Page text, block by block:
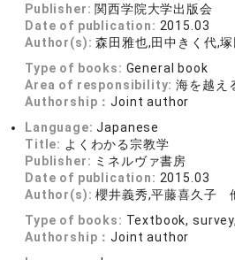
Publisher: 関西学院大学出版会
Date of publication: 2015.03
Author(s):森田雅也,田中きく代,
Type of books: General book
Area of responsibility:海を越え
Authorship：Joint author
Language:Japanese
Title: よくわかる宗教学
Publisher: ミネルヴァ書房
Date of publication: 2015.03
Author(s):櫻井義秀,平藤喜久子
Type of books: Textbook,
Authorship：Joint author